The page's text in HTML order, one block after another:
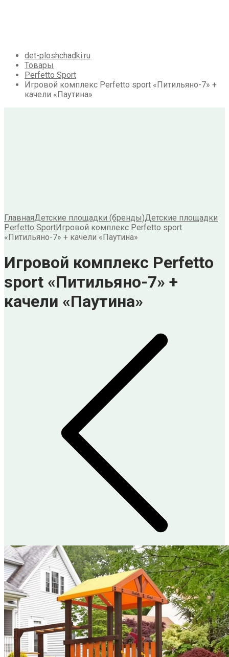
det-ploshchadki.ru
Товары
Perfetto Sport
Игровой комплекс Perfetto sport «Питильяно-7» +
качели «Паутина»
ГлавнаяДетские площадки (бренды)Детские площадки
Perfetto SportИгровой комплекс Perfetto sport
«Питильяно-7» + качели «Паутина»
Игровой комплекс Perfetto
sport «Питильяно-7» +
качели «Паутина»